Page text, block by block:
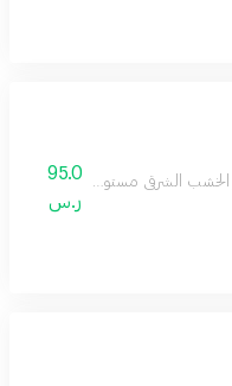
الشرقي مستوحى من الرجال
95.0
ر.س